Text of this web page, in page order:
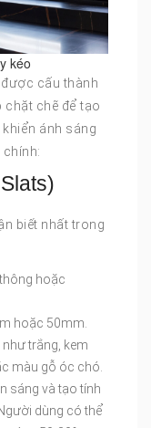
kéo
cấu thành
chặt chẽ để tạo
ánh sáng
biết nhất trong
hoặc
hoặc 50mm.
trắng, kem
màu gỗ óc chó.
sáng và tạo tính
dùng có thể